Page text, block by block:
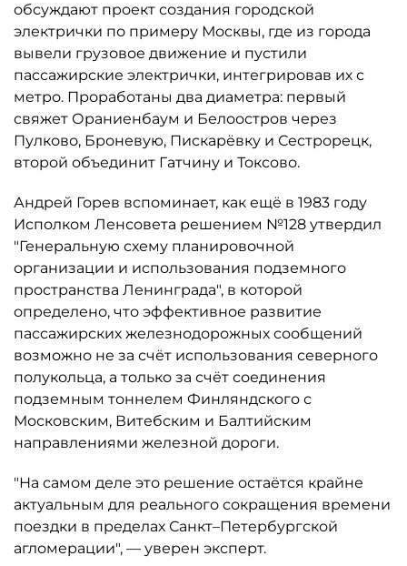
обсуждают проект создания городской
электрички по примеру Москвы, где из города
вывели грузовое движение и пустили
пассажирские электрички, интегрировав их с
метро. Проработаны два диаметра: первый
свяжет Ораниенбаум и Белоостров через
Пулково, Броневую, Пискарёвку и Сестрорецк,
второй объединит Гатчину и Токсово.
Андрей Горев вспоминает, как ещё в 1983 году
Исполком Ленсовета решением №128 утвердил
"Генеральную схему планировочной
организации и использования подземного
пространства Ленинграда", в которой
определено, что эффективное развитие
пассажирских железнодорожных сообщений
возможно не за счёт использования северного
полукольца, а только за счёт соединения
подземным тоннелем Финляндского с
Московским, Витебским и Балтийским
направлениями железной дороги.
"На самом деле это решение остаётся крайне
актуальным для реального сокращения времени
поездки в пределах Санкт–Петербургской
агломерации", — уверен эксперт.